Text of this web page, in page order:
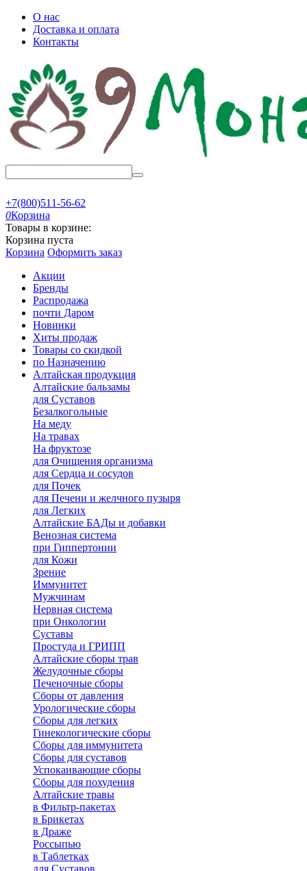
О нас
Доставка и оплата
Контакты
+7(800)511-56-62
0Корзина
Товары в корзине:
Корзина пуста
Корзина Оформить заказ
Акции
Бренды
Распродажа
почти Даром
Новинки
Хиты продаж
Товары со скидкой
по Назначению
Алтайская продукция
Алтайские бальзамы
для Суставов
Безалкогольные
На меду
На травах
На фруктозе
для Очищения организма
для Сердца и сосудов
для Почек
для Печени и желчного пузыря
для Легких
Алтайские БАДы и добавки
Венозная система
при Гиппертонии
для Кожи
Зрение
Иммунитет
Мужчинам
Нервная система
при Онкологии
Суставы
Простуда и ГРИПП
Алтайские сборы трав
Желудочные сборы
Печеночные сборы
Сборы от давления
Урологические сборы
Сборы для легких
Гинекологические сборы
Сборы для иммунитета
Сборы для суставов
Успокаивающие сборы
Сборы для похудения
Алтайские травы
в Фильтр-пакетах
в Брикетах
в Драже
Россыпью
в Таблетках
для Cуставов